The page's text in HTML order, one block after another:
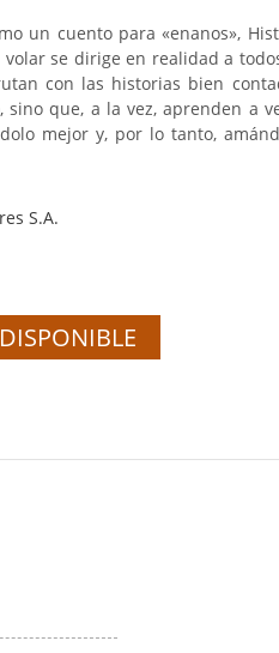
un cuento para «enanos»,
se dirige en realidad a
con las historias bien
sino que, a la vez, aprenden a
mejor y, por lo tanto,
S.A.